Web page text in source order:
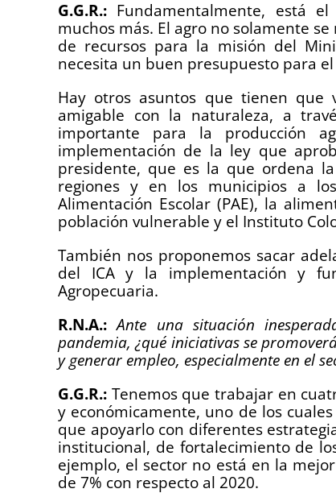
G.G.R.: Fundamentalmente, está
muchos más. El agro no solamente
de recursos para la misión del
necesita un buen presupuesto para
Hay otros asuntos que tienen que
amigable con la naturaleza, a
importante para la producción
implementación de la ley que
presidente, que es la que ordena
regiones y en los municipios a
Alimentación Escolar (PAE), la
población vulnerable y el Instituto
También nos proponemos sacar
del ICA y la implementación y
Agropecuaria.
R.N.A.:Ante una situación
pandemia, ¿qué iniciativas se
y generar empleo, especialmente en el
G.G.R.: Tenemos que trabajar en
y económicamente, uno de los
que apoyarlo con diferentes
institucional, de fortalecimiento de
ejemplo, el sector no está en la
de 7% con respecto al 2020.